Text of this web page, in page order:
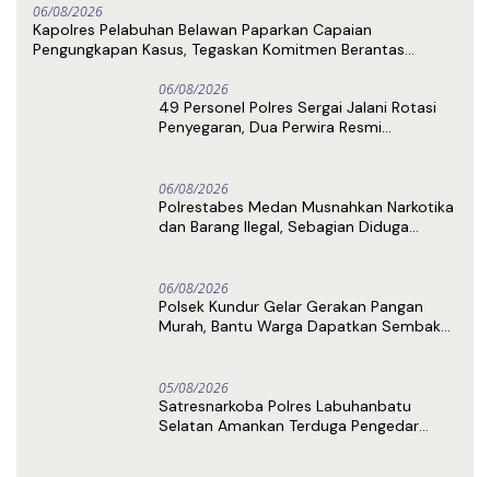
06/08/2026
Kapolres Pelabuhan Belawan Paparkan Capaian
Pengungkapan Kasus, Tegaskan Komitmen Berantas
06/08/2026
49 Personel Polres Sergai Jalani Rotasi
Penyegaran, Dua Perwira Resmi
06/08/2026
Polrestabes Medan Musnahkan Narkotika
dan Barang Ilegal, Sebagian Diduga
06/08/2026
Polsek Kundur Gelar Gerakan Pangan
Murah, Bantu Warga Dapatkan Sembako
05/08/2026
Satresnarkoba Polres Labuhanbatu
Selatan Amankan Terduga Pengedar